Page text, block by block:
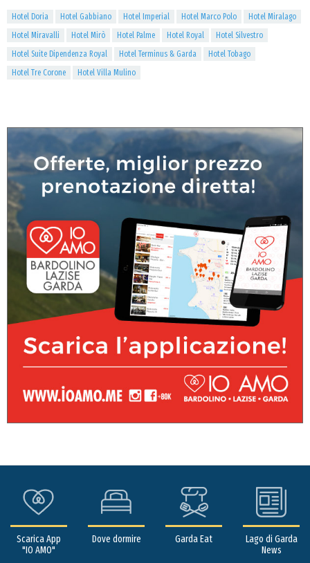
Hotel Doria Hotel Gabbiano Hotel Imperial Hotel Marco Polo
Hotel Miralago
Hotel Miravalli
Hotel Mirò Hotel Palme Hotel Royal
Hotel Silvestro
Hotel Suite Dipendenza Royal
Hotel Terminus & Garda
Hotel Tobago
Hotel Tre Corone
Hotel Villa Mulino
Scarica App
"IO AMO"
Dove dormire Garda Eat
Lago di Garda
News